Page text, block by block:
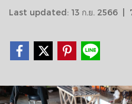
Last updated: 13 ก.ย. 2566